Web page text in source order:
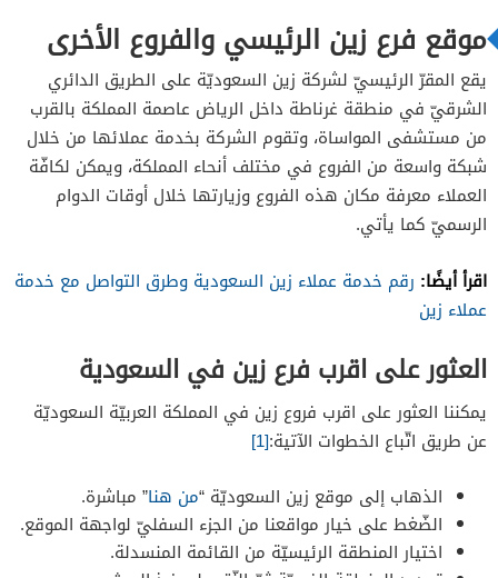
موقع فرع زين الرئيسي والفروع الأخرى
يقع المقرّ الرئيسيّ لشركة زين السعوديّة على الطريق الدائري
الشرقيّ في منطقة غرناطة داخل الرياض عاصمة المملكة بالقرب
من مستشفى المواساة، وتقوم الشركة بخدمة عملائها من خلال
شبكة واسعة من الفروع في مختلف أنحاء المملكة، ويمكن لكافّة
العملاء معرفة مكان هذه الفروع وزيارتها خلال أوقات الدوام
الرسميّ كما يأتي.
اقرأ أيضًا: رقم خدمة عملاء زين السعودية وطرق التواصل مع خدمة
عملاء زين
العثور على اقرب فرع زين في السعودية
يمكننا العثور على اقرب فروع زين في المملكة العربيّة السعوديّة
عن طريق اتّباع الخطوات الآتية:[1]
الذهاب إلى موقع زين السعوديّة “من هنا” مباشرة.
الضّغط على خيار مواقعنا من الجزء السفليّ لواجهة الموقع.
اختيار المنطقة الرئيسيّة من القائمة المنسدلة.